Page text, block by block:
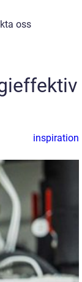
oss
inspiration